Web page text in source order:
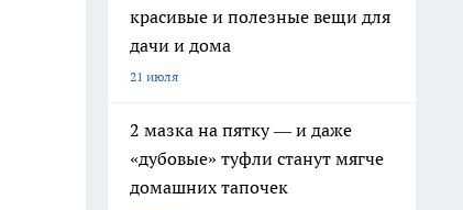
красивые и полезные вещи для
дачи и дома
21 июля
2 мазка на пятку — и даже
«дубовые» туфли станут мягче
домашних тапочек